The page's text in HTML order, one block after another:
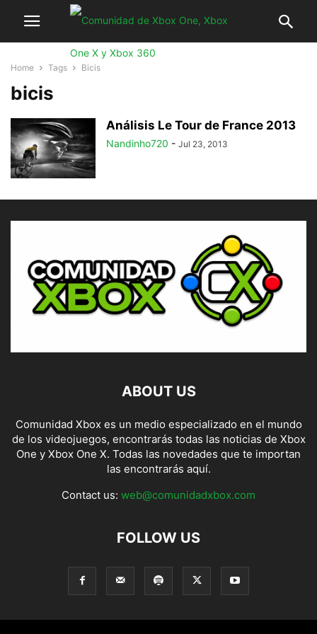
Home Tags Bicis
bicis
Análisis Le Tour de France 2013
Nandinho720 - Jul 23, 2013
ABOUT US
Comunidad Xbox es un medio especializado en el mundo
de los videojuegos, encontrarás todas las noticias de Xbox
One y Xbox One X. Todas las novedades que te importan
las encontrarás aquí.
Contact us: web@comunidadxbox.com
FOLLOW US